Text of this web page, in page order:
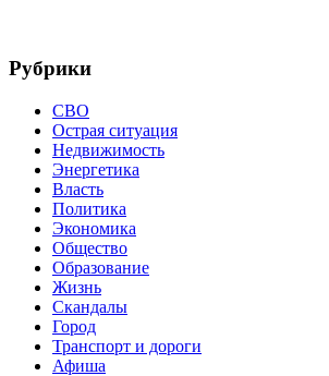
Рубрики
СВО
Острая ситуация
Недвижимость
Энергетика
Власть
Политика
Экономика
Общество
Образование
Жизнь
Скандалы
Город
Транспорт и дороги
Афиша